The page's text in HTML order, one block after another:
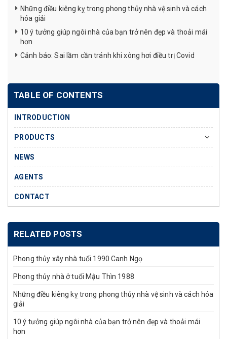
Những điều kiêng kỵ trong phong thủy nhà vệ sinh và cách
hóa giải
10 ý tưởng giúp ngôi nhà của bạn trở nên đẹp và thoải mái
hơn
Cảnh báo: Sai lầm cần tránh khi xông hơi điều trị Covid
TABLE OF CONTENTS
INTRODUCTION
PRODUCTS
NEWS
AGENTS
CONTACT
RELATED POSTS
Phong thủy xây nhà tuổi 1990 Canh Ngọ
Phong thủy nhà ở tuổi Mậu Thìn 1988
Những điều kiêng kỵ trong phong thủy nhà vệ sinh và cách hóa
giải
10 ý tưởng giúp ngôi nhà của bạn trở nên đẹp và thoải mái
hơn